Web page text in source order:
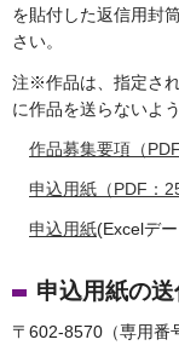
を貼付した返信用封
さい。
注※作品は、指定さ
に作品を送らないよ
作品募集要項（
申込用紙（PDF：
申込用紙(Excelデ
申込用紙の
〒602-8570（専用番